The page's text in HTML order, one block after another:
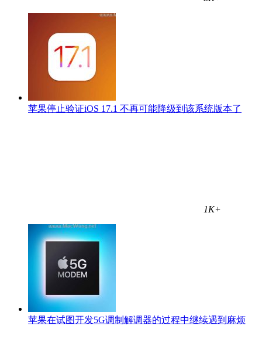
苹果停止验证iOS 17.1 不再可能降级到该系统版本了
1K+
苹果在试图开发5G调制解调器的过程中继续遇到麻烦